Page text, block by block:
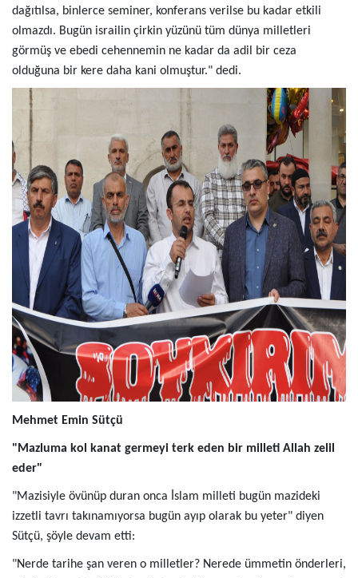
dağıtılsa, binlerce seminer, konferans verilse bu kadar etkili
olmazdı. Bugün israilin çirkin yüzünü tüm dünya milletleri
görmüş ve ebedi cehennemin ne kadar da adil bir ceza
olduğuna bir kere daha kani olmuştur." dedi.
Mehmet Emin Sütçü
"Mazluma kol kanat germeyi terk eden bir milleti Allah zelil
eder"
"Mazisiyle övünüp duran onca İslam milleti bugün mazideki
izzetli tavrı takınamıyorsa bugün ayıp olarak bu yeter" diyen
Sütçü, şöyle devam etti:
"Nerde tarihe şan veren o milletler? Nerede ümmetin önderleri,